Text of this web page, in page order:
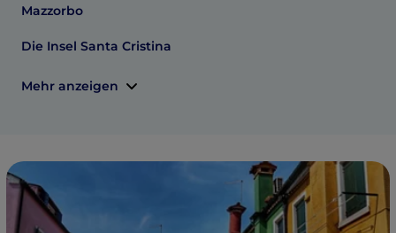
Mazzorbo
Die Insel Santa Cristina
Mehr anzeigen